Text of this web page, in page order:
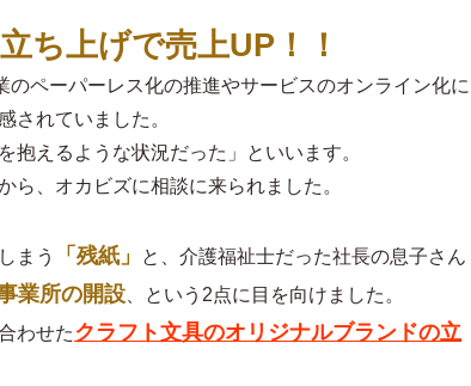
ち上げで売上UP！！
ペーパーレス化の推進やサービスのオンライン化に
されていました。
抱えるような状況だった」といいます。
ら、オカビズに相談に来られました。
まう 「残紙」
と、介護福祉士だった社長の息子さん
業所の開設 、という2点に目を向けました。
わせたクラフト文具のオリジナルブランドの立